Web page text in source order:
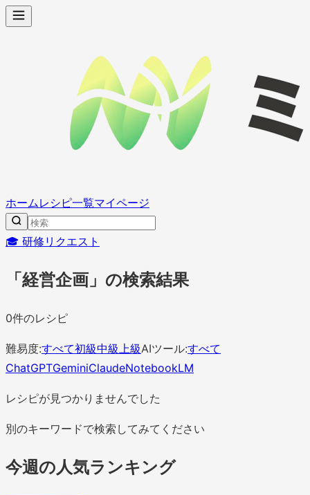
ホームレシピ一覧マイページ
🎓 研修リクエスト
「経営企画」の検索結果
0件のレシピ
難易度:すべて初級中級 上級AIツール:すべて
ChatGPTGeminiClaudeNotebookLM
レシピが見つかりませんでした
別のキーワードで検索してみてください
今週の人気ランキング